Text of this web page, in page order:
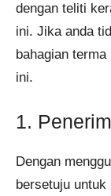
dengan teliti
ini. Jika anda
bahagian
ini.
1.
Dengan
bersetuju untuk